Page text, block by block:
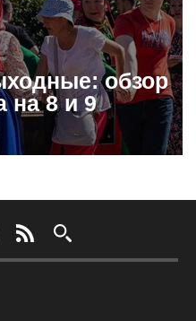
обзор
на 8 и 9